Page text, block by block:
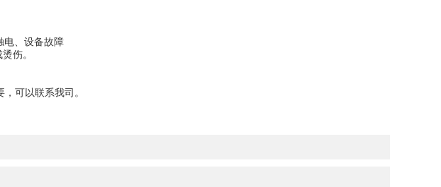
电、设备故障
伤。
，可以联系我司。